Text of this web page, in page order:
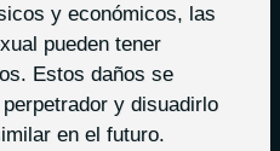
y económicos, las
pueden tener
Estos daños se
y disuadirlo
en el futuro.